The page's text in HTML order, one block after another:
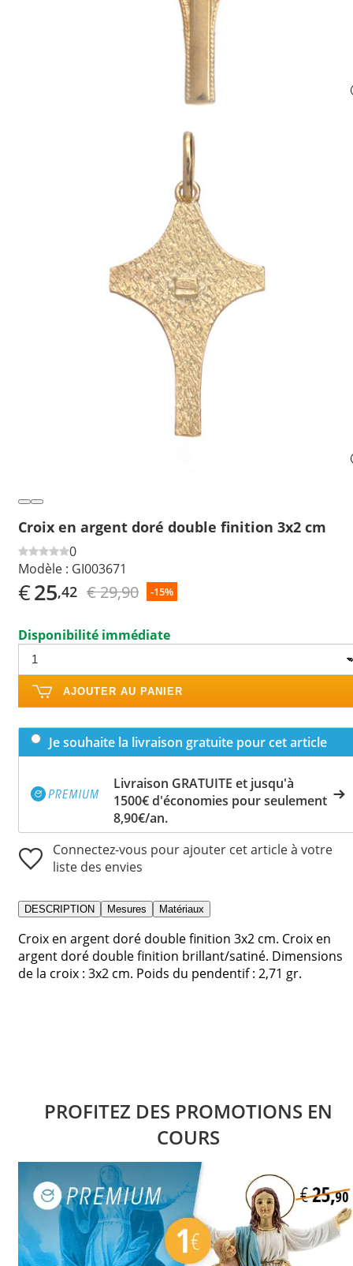
Croix en argent doré double finition 3x2 cm
0
Modèle : GI003671
€25,42 € 29,90 -15%
Disponibilité immédiate
AJOUTER AU PANIER
Je souhaite la livraison gratuite pour cet article
Livraison GRATUITE et jusqu'à
1500€ d'économies pour seulement
8,90€/an.
Connectez-vous pour ajouter cet article à votre
liste des envies
DESCRIPTION Mesures Matériaux
Croix en argent doré double finition 3x2 cm. Croix en
argent doré double finition brillant/satiné. Dimensions
de la croix : 3x2 cm. Poids du pendentif : 2,71 gr.
PROFITEZ DES PROMOTIONS EN
COURS